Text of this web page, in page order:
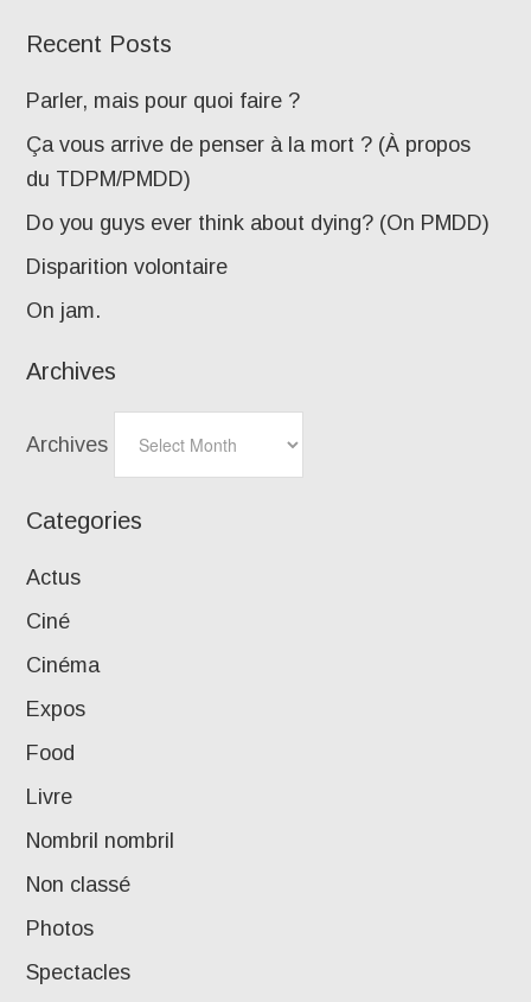
Recent Posts
Parler, mais pour quoi faire ?
Ça vous arrive de penser à la mort ? (À propos
du TDPM/PMDD)
Do you guys ever think about dying? (On PMDD)
Disparition volontaire
On jam.
Archives
Archives
Categories
Actus
Ciné
Cinéma
Expos
Food
Livre
Nombril nombril
Non classé
Photos
Spectacles